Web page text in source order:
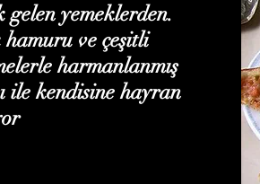
yemeklerden.
ve çeşitli
harmanlanmış
ile kendisine hayran